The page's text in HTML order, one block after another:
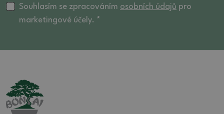
30.5 (4)
31.5 (8)
24.5 (15)
25 (4)
26 (11)
28 (3)
28.5 (3)
Souhlasím se zpracováním osobních údajů pro
marketingové účely. *